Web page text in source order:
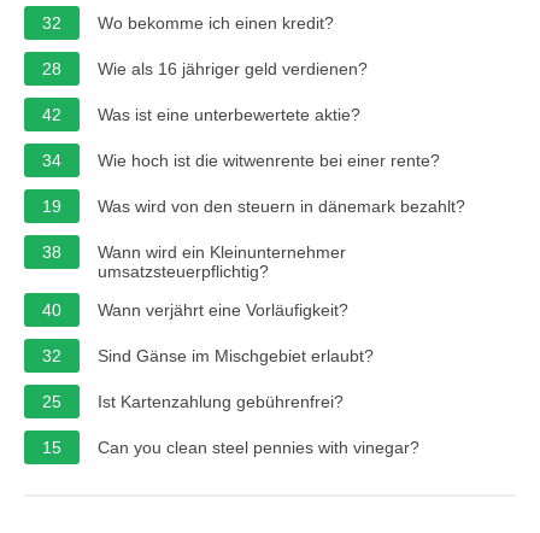
32 Wo bekomme ich einen kredit?
28 Wie als 16 jähriger geld verdienen?
42 Was ist eine unterbewertete aktie?
34 Wie hoch ist die witwenrente bei einer rente?
19 Was wird von den steuern in dänemark bezahlt?
38
Wann wird ein Kleinunternehmer
umsatzsteuerpflichtig?
40
Wann verjährt eine Vorläufigkeit?
32 Sind Gänse im Mischgebiet erlaubt?
25 Ist Kartenzahlung gebührenfrei?
15 Can you clean steel pennies with vinegar?